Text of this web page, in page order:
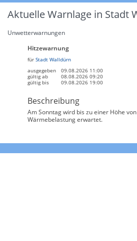
Aktuelle Warnlage in Stadt
Unwetterwarnungen
Hitzewarnung
für Stadt Walldürn
ausgegeben
09.08.2026 11:00
gültig ab
08.08.2026 09:20
gültig bis
09.08.2026 19:00
Beschreibung
Am Sonntag wird bis zu einer Höhe
Wärmebelastung erwartet.